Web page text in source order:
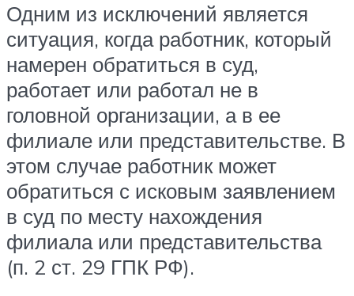
Одним из исключений является
ситуация, когда работник, который
намерен обратиться в суд,
работает или работал не в
головной организации, а в ее
филиале или представительстве. В
этом случае работник может
обратиться с исковым заявлением
в суд по месту нахождения
филиала или представительства
(п. 2 ст. 29 ГПК РФ).